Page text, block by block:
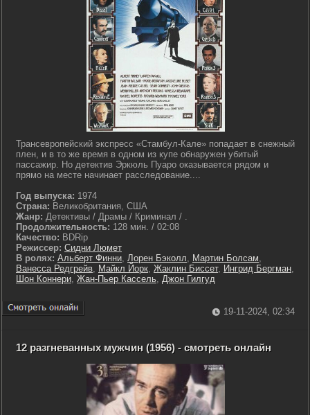
Трансевропейский экспресс «Стамбул-Кале» попадает в снежный
плен, и в то же время в одном из купе обнаружен убитый
пассажир. Но детектив Эркюль Пуаро оказывается рядом и
прямо на месте начинает расследование....
Год выпуска: 1974
Страна: Великобритания, США
Жанр: Детективы / Драмы / Криминал / .
Продолжительность: 128 мин. / 02:08
Качество: BDRip
Режиссер: Сидни Люмет
В ролях: Альберт Финни, Лорен Бэколл, Мартин Болсам,
Ванесса Редгрейв, Майкл Йорк, Жаклин Биссет, Ингрид Бергман,
Шон Коннери, Жан-Пьер Кассель, Джон Гилгуд
19-11-2024, 02:34
12 разгневанных мужчин (1956) - смотреть онлайн